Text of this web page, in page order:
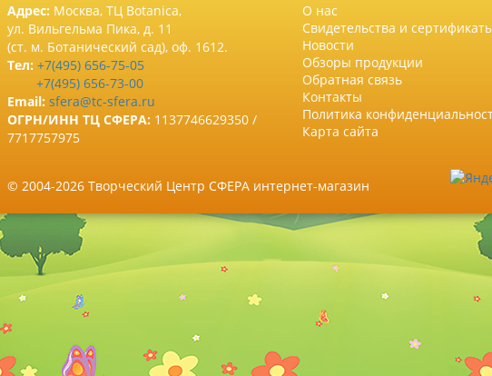
Адрес: Москва, ТЦ Botanica,
ул. Вильгельма Пика, д. 11
(ст. м. Ботанический сад), оф. 1612.
Тел: +7(495) 656-75-05
+7(495) 656-73-00
Email: sfera@tc-sfera.ru
ОГРН/ИНН ТЦ СФЕРА: 1137746629350 /
7717757975
О нас
Свидетельства и
Новости
Обзоры продукции
Обратная связь
Контакты
Политика
Карта сайта
© 2004-2026 Творческий Центр СФЕРА интернет-магазин